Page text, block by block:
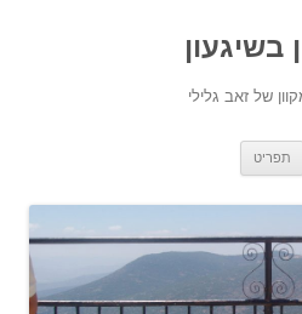
בשיגעון
של זאב גלילי
תפריט